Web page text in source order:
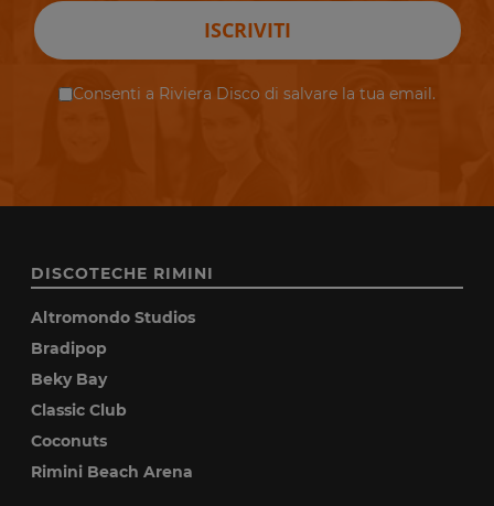
ISCRIVITI
Consenti a Riviera Disco di salvare la tua email.
DISCOTECHE RIMINI
Altromondo Studios
Bradipop
Beky Bay
Classic Club
Coconuts
Rimini Beach Arena